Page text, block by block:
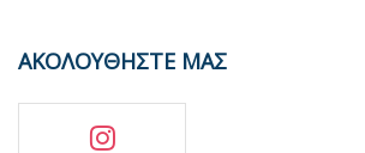
ΑΚΟΛΟΥΘΗΣΤΕ ΜΑΣ